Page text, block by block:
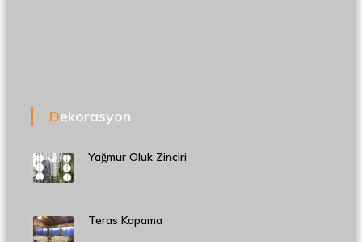
Dekorasyon
Yağmur Oluk Zinciri
Teras Kapama